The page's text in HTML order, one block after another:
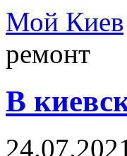
Мой Киев
ремонт
В